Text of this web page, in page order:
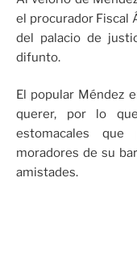
el procurador Fiscal
del palacio de
difunto.
El popular Méndez
querer, por lo
estomacales
moradores de su
amistades.